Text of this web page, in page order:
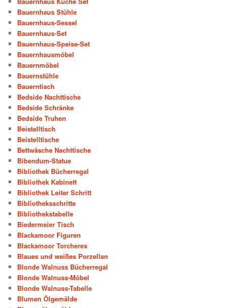
Bauernhaus Stühle
Bauernhaus-Sessel
Bauernhaus-Set
Bauernhaus-Speise-Set
Bauernhausmöbel
Bauernmöbel
Bauernstühle
Bauerntisch
Bedside Nachttische
Bedside Schränke
Bedside Truhen
Beistelltisch
Beistelltische
Bettwäsche Nachttische
Bibendum-Statue
Bibliothek Bücherregal
Bibliothek Kabinett
Bibliothek Leiter Schritt
Bibliotheksschritte
Bibliothekstabelle
Biedermeier Tisch
Blackamoor Figuren
Blackamoor Torcheres
Blaues und weißes Porzellan
Blonde Walnuss Bücherregal
Blonde Walnuss-Möbel
Blonde Walnuss-Tabelle
Blumen Ölgemälde